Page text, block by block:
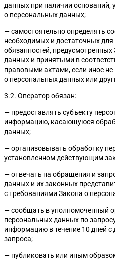
данных при наличии оснований,
о персональных данных;
— самостоятельно определять
необходимых и достаточных
обязанностей,
данных и принятыми в
правовыми актами, если иное
о персональных данных или
3.2. Оператор обязан:
— предоставлять субъекту
информацию, касающуюся
данных;
— организовывать обработку
установленном действующим
— отвечать на обращения и
данных и их законных
с требованиями Закона о
— сообщать в уполномоченный
персональных данных по
информацию в течение 10 дней с
запроса;
— публиковать или иным